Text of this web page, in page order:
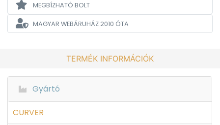
MEGBÍZHATÓ BOLT
MAGYAR WEBÁRUHÁZ2010 ÓTA
TERMÉK INFORMÁCIÓK
Gyártó
CURVER